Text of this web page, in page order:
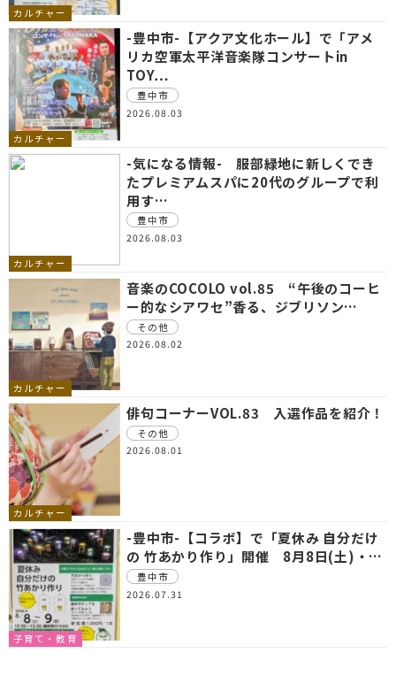
カルチャー
カルチャー
-豊中市-【アクア文化ホール】で「アメ
リカ空軍太平洋音楽隊コンサートin
TOY…
豊中市
2026.08.03
カルチャー
-気になる情報- 服部緑地に新しくでき
たプレミアムスパに20代のグループで利
用す…
豊中市
2026.08.03
カルチャー
音楽のCOCOLO vol.85 “午後のコーヒ
ー的なシアワセ”香る、ジブリソン…
その他
2026.08.02
カルチャー
俳句コーナーVOL.83 入選作品を紹介！
その他
2026.08.01
子育て・教育
-豊中市-【コラボ】で「夏休み 自分だけ
の 竹あかり作り」開催 8月8日(土)・…
豊中市
2026.07.31